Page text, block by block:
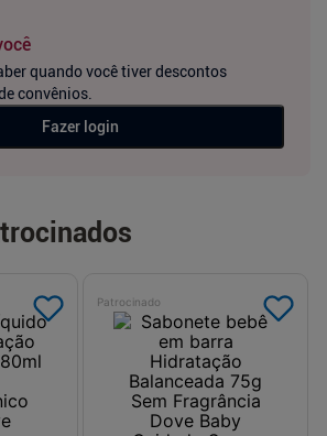
quando você tiver descontos
convênios.
Fazer login
Patrocinado